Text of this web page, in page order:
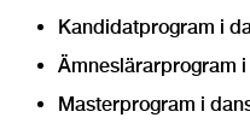
Kandidatprogram i
Ämneslärarprogram
Masterprogram i